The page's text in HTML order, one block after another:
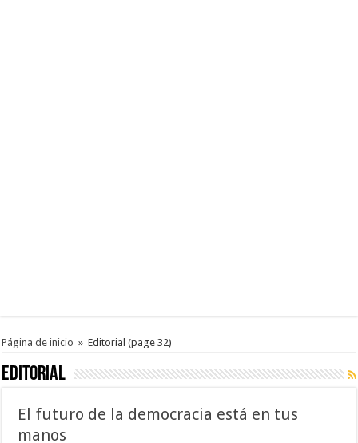
Página de inicio » Editorial (page 32)
Editorial
El futuro de la democracia está en tus
manos